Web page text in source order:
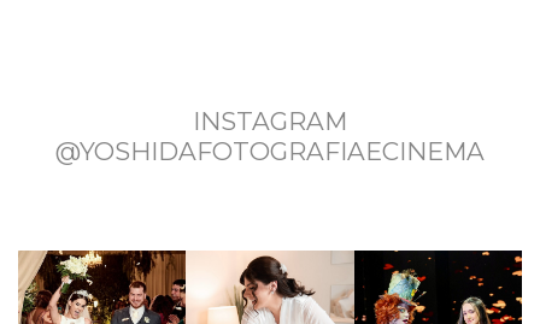
INSTAGRAM
@YOSHIDAFOTOGRAFIAECINEMA